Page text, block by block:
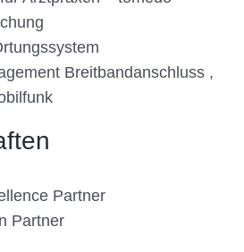
Breitbandanschluss ,
Partner
Partner